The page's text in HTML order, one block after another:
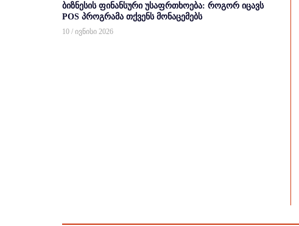
ბიზნესის ფინანსური უსაფრთხოება: როგორ იცავს
POS პროგრამა თქვენს მონაცემებს
10 / ივნისი 2026